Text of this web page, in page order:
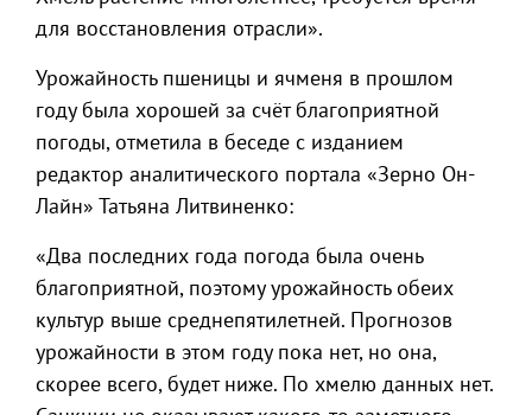
для восстановления отрасли».
Урожайность пшеницы и ячменя в прошлом
году была хорошей за счёт благоприятной
погоды, отметила в беседе с изданием
редактор аналитического портала «Зерно Он-
Лайн» Татьяна Литвиненко:
«Два последних года погода была очень
благоприятной, поэтому урожайность обеих
культур выше среднепятилетней. Прогнозов
урожайности в этом году пока нет, но она,
скорее всего, будет ниже. По хмелю данных нет.